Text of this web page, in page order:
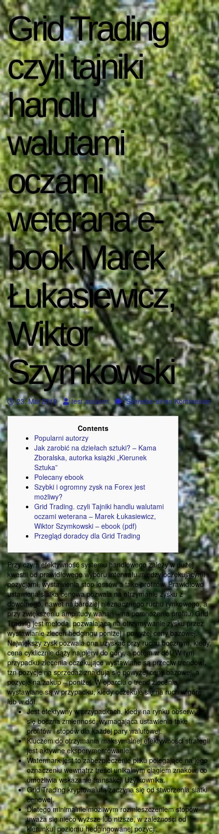
Grid Trading
czyli tajniki
handlu
walutami
oczami
weterana e-
book Marek
Łukasiewicz,
Wiktor
Szymkowski
23. Mai 2019 test account Schreibe einen Kommentar
Contents
Popularni autorzy
Jak zarobić na dziełach sztuki? – Kama
Zboralska, autorka książki „Kierunek
Sztuka”
Polecany ebook
Szybki i ogromny zysk na Forex jest
możliwy?
Grid Trading. czyli Tajniki handlu walutami
oczami weterana – Marek Łukasiewicz,
Wiktor Szymkowski – ebook (pdf)
Przegląd doradcy dla Grid Trading
Przy czym efektywność systemu handlowego zależy w dużej
kwestii od prawidłowego wyboru interwału między oczekującymi
pozycjami, wystawienia stop lossów a take profitów. Prawidłowo
ustawiona siatka cenowa pozwala na otrzymanie zysku z
dowolnego, nawet najbardziej nieznacznego ruchu rynkowego, a
przy zwiększeniu amplitudy wahań – na pomnożenie profitu. Grid
Trading jest metodą, pozwalającą na otrzymywanie zysku przez
wystawianie zleceń hedgingu poniżej i powyżej ceny bazowej.
Największy zysk pozwala ona uzyskać przy ruchu bocznym, kiedy
cena cyklicznie dąży najpierw do góry, a potem w dół. W tym
przypadku zlecenia oczekujące wystawiane są przeciw trendowi,
tzn pozycje na sprzedaż znajdują się powyżej ceny bazowej, a
pozycje na zakup – poniżej. W oparciu o trend zlecenia
wystawiane są w przypadku, kiedy oczekuje się na ruch w górę
lub w dół.
Jest efektywny w przypadkach, kiedy na rynku obserwuje
się boczna zmienność, wymagająca ustawienia take
profitów i stopów dla każdej pary walutowej.
Kluczem do otrzymania maksymalnej efektywności strategii
jest aktywne eksperymentowanie.
Watermark jest to zabezpieczenie pliku polegające na jego
oznaczeniu wewnątrz treści unikalnym ciągiem znaków, co
umożliwia wskazanie transakcji Użytkownika.
Grid Trading kryptowalutą zaczyna się od stworzenia siatki
cenowej.
Dlatego minimalnie możliwym rozmieszczeniem stopów
uważa się nieco wyższe lub niższe, w zależności od
kierunku, poziomu hedgingowanej pozycji.